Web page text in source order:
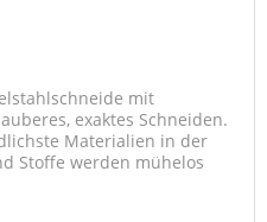
mit
exaktes Schneiden.
Materialien in der
Stoffe werden mühelos